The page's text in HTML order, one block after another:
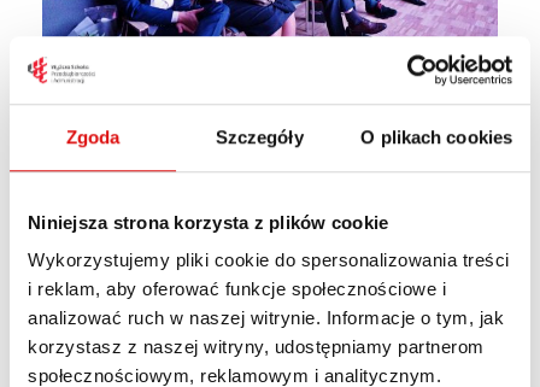
Zgoda Szczegóły O plikach cookies
Niniejsza strona korzysta z plików cookie
Wykorzystujemy pliki cookie do spersonalizowania treści
i reklam, aby oferować funkcje społecznościowe i
analizować ruch w naszej witrynie. Informacje o tym, jak
korzystasz z naszej witryny, udostępniamy partnerom
społecznościowym, reklamowym i analitycznym.